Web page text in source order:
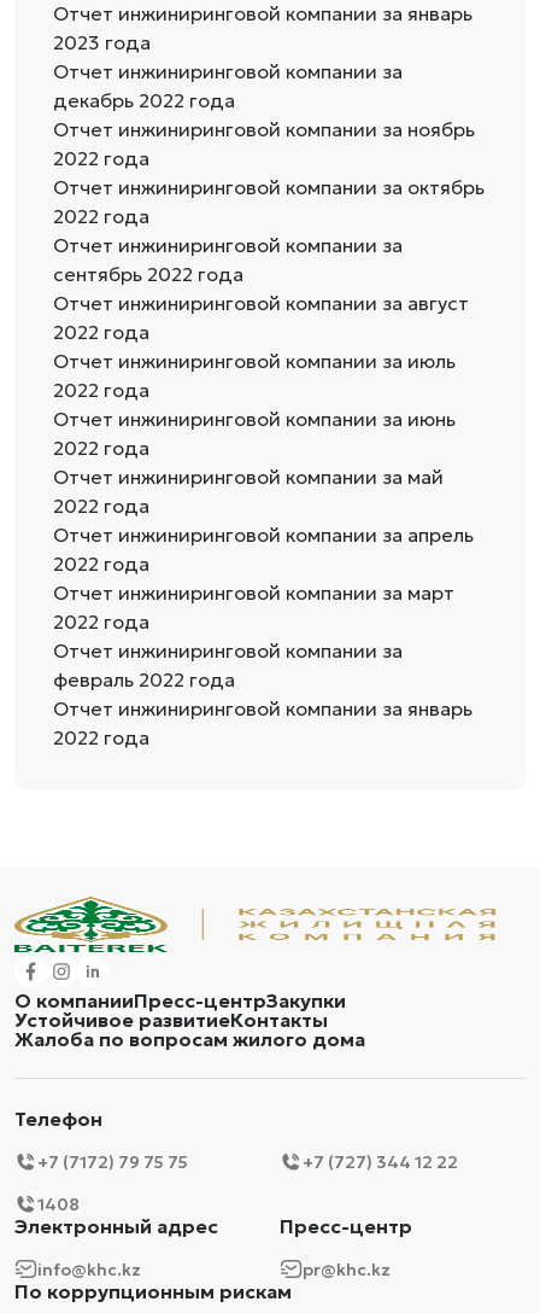
Отчет инжиниринговой компании за январь
2023 года
Отчет инжиниринговой компании за
декабрь 2022 года
Отчет инжиниринговой компании за ноябрь
2022 года
Отчет инжиниринговой компании за октябрь
2022 года
Отчет инжиниринговой компании за
сентябрь 2022 года
Отчет инжиниринговой компании за август
2022 года
Отчет инжиниринговой компании за июль
2022 года
Отчет инжиниринговой компании за июнь
2022 года
Отчет инжиниринговой компании за май
2022 года
Отчет инжиниринговой компании за апрель
2022 года
Отчет инжиниринговой компании за март
2022 года
Отчет инжиниринговой компании за
февраль 2022 года
Отчет инжиниринговой компании за январь
2022 года
О компанииПресс-центрЗакупки
Устойчивое развитиеКонтакты
Жалоба по вопросам жилого дома
Телефон
+7 (7172) 79 75 75
+7 (727) 344 12 22
1408
Электронный адрес
info@khc.kz
Пресс-центр
pr@khc.kz
По коррупционным рискам